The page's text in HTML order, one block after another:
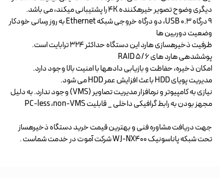
دیگری وضوح تصویر خیرهکننده 4K را پشتیبانی میکند، می باشد.
9 درگاه USB 0.3، دو درگاه خروجی شبکه Ethernet به روز رسانی خودکار
وضعیت دوربین ها
ظرفیت ذخیرهسازی هارد این دستگاه حداکثر 324 ترابایت است.
پوششدهی هارد های RAID 5/ 6
امکان ذخیره، حفاظت و بازیابی دادهها با امنیت بالا وجود دارد.
مدیریت پویای HDD باعث افزایش عمر HDD می شود.
نیازی به کامپیوتر و نرمافزار مدیریت تصاویر (VMS) وجود ندارد. به دلیل
مجهز بودن به رابط گرافیکی داخلی _ قابلیت PC-less ،non-VMS
جهت دریافت مشاوره فنی و بهترین قیمت خرید دستگاه ذخیرهساز
تحت شبکه پاناسونیک WJ-NX400 شرکت آموت در خدمت شماست .